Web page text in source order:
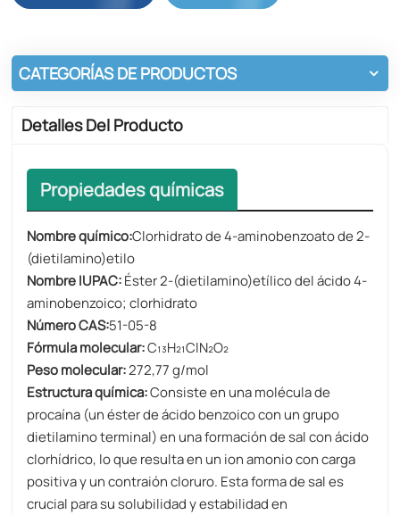
CATEGORÍAS DE PRODUCTOS
Detalles Del Producto
Propiedades químicas
Nombre químico:Clorhidrato de 4-aminobenzoato de 2-
(dietilamino)etilo
Nombre IUPAC:​​ Éster 2-(dietilamino)etílico del ácido 4-
aminobenzoico; clorhidrato
Número CAS:51-05-8
Fórmula molecular:C₁₃H₂₁ClN₂O₂
Peso molecular:272,77 g/mol
Estructura química:Consiste en una molécula de
procaína (un éster de ácido benzoico con un grupo
dietilamino terminal) en una formación de sal con ácido
clorhídrico, lo que resulta en un ion amonio con carga
positiva y un contraión cloruro. Esta forma de sal es
crucial para su solubilidad y estabilidad en